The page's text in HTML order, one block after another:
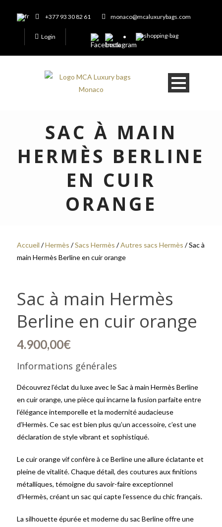
+377 93 30 82 61 monaco@mcaluxurybags.com
Login
SAC À MAIN
HERMÈS BERLINE
EN CUIR
ORANGE
Accueil /Hermès /Sacs Hermès /Autres sacs Hermès / Sac à
main Hermès Berline en cuir orange
Sac à main Hermès
Berline en cuir orange
4.900,00€
Informations générales
Découvrez l’éclat du luxe avec le Sac à main Hermès Berline
en cuir orange, une pièce qui incarne la fusion parfaite entre
l’élégance intemporelle et la modernité audacieuse
d’Hermès. Ce sac est bien plus qu’un accessoire, c’est une
déclaration de style vibrant et sophistiqué.
Le cuir orange vif confère à ce Berline une allure éclatante et
pleine de vitalité. Chaque détail, des coutures aux finitions
métalliques, témoigne du savoir-faire exceptionnel
d’Hermès, créant un sac qui capte l’essence du chic français.
La silhouette épurée et moderne du sac Berline offre une